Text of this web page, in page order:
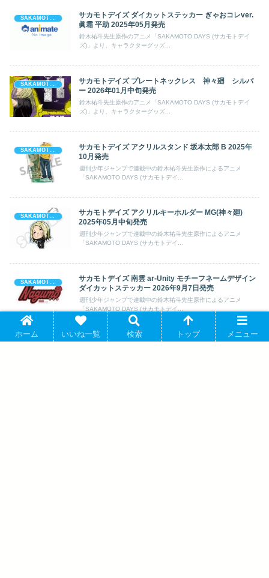
サカモトデイズ ダイカットステッカー ぎゃおコレver.
眞霜 平助 2025年05月発売
鈴木祐斗先生原作のアニメ「SAKAMOTO DAYS (サカモトデイ
ズ)」より、キャラクターグッズ...
サカモトデイズ プレートネックレス 神々廻 シルバ
ー 2026年01月中旬発売
鈴木祐斗先生原作のアニメ「SAKAMOTO DAYS (サカモトデイ
ズ)」より、キャラクターグッズ...
サカモトデイズ アクリルスタンド 坂本太郎 B 2025年
10月発売
週刊少年ジャンプで連載中の鈴木祐斗先生原作によるアニメ
「SAKAMOTO DAYS (サカモトデイ...
サカモトデイズ アクリルキーホルダー MG(神々廻)
2025年05月中旬発売
週刊少年ジャンプで連載中の鈴木祐斗先生原作によるアニメ
「SAKAMOTO DAYS (サカモトデイ...
サカモトデイズ 南雲 ar-Unity モチーフネームデザイン
ダイカットステッカー 2026年9月7日発売
週刊少年ジャンプで連載中の鈴木祐斗先生原作によるアニメ
「SAKAMOTO DAYS (サカモトデイ...
ホーム いいね一覧 検索 トップ メニュー